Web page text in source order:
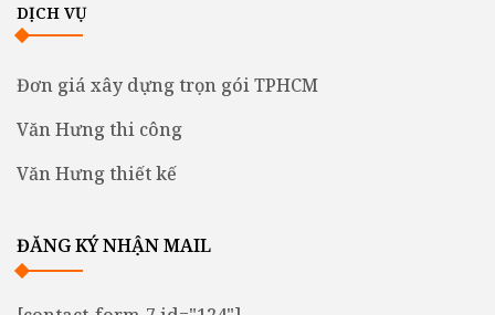
DỊCH VỤ
Đơn giá xây dựng trọn gói TPHCM
Văn Hưng thi công
Văn Hưng thiết kế
ĐĂNG KÝ NHẬN MAIL